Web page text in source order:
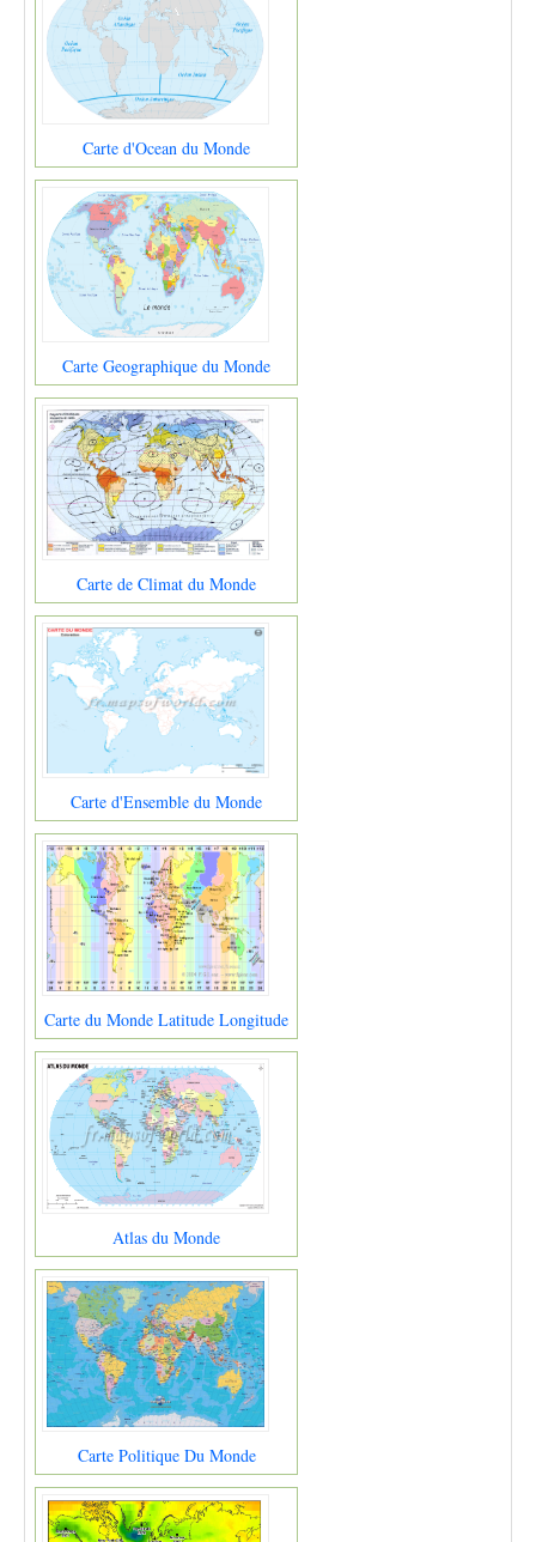
Carte d'Ocean du Monde
Carte Geographique du Monde
Carte de Climat du Monde
Carte d'Ensemble du Monde
Carte du Monde Latitude Longitude
Atlas du Monde
Carte Politique Du Monde